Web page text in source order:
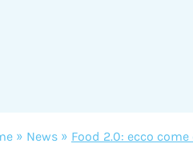
» News » Food 2.0: ecco